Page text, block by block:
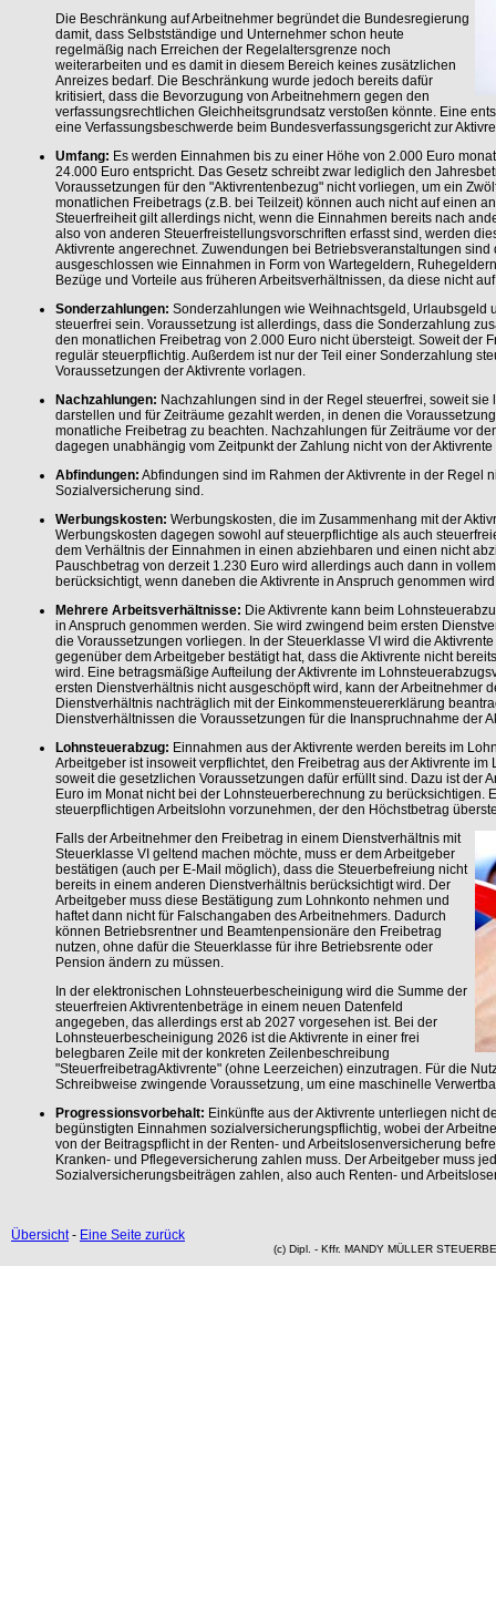
Die Beschränkung auf Arbeitnehmer begründet die Bundesregierung
damit, dass Selbstständige und Unternehmer schon heute
regelmäßig nach Erreichen der Regelaltersgrenze noch
weiterarbeiten und es damit in diesem Bereich keines zusätzlichen
Anreizes bedarf. Die Beschränkung wurde jedoch bereits dafür
kritisiert, dass die Bevorzugung von Arbeitnehmern gegen den
verfassungsrechtlichen Gleichheitsgrundsatz verstoßen könnte. Eine
eine Verfassungsbeschwerde beim Bundesverfassungsgericht zur
Umfang: Es werden Einnahmen bis zu einer Höhe von 2.000 Euro
24.000 Euro entspricht. Das Gesetz schreibt zwar lediglich den
Voraussetzungen für den "Aktivrentenbezug" nicht vorliegen, um ein
monatlichen Freibetrags (z.B. bei Teilzeit) können auch nicht auf einen
Steuerfreiheit gilt allerdings nicht, wenn die Einnahmen bereits nach
also von anderen Steuerfreistellungsvorschriften erfasst sind, werden
Aktivrente angerechnet. Zuwendungen bei Betriebsveranstaltungen
ausgeschlossen wie Einnahmen in Form von Wartegeldern,
Bezüge und Vorteile aus früheren Arbeitsverhältnissen, da diese nicht
Sonderzahlungen: Sonderzahlungen wie Weihnachtsgeld, Urlaubsgeld
steuerfrei sein. Voraussetzung ist allerdings, dass die Sonderzahlung
den monatlichen Freibetrag von 2.000 Euro nicht übersteigt. Soweit der
regulär steuerpflichtig. Außerdem ist nur der Teil einer Sonderzahlung
Voraussetzungen der Aktivrente vorlagen.
Nachzahlungen: Nachzahlungen sind in der Regel steuerfrei, soweit
darstellen und für Zeiträume gezahlt werden, in denen die
monatliche Freibetrag zu beachten. Nachzahlungen für Zeiträume vor
dagegen unabhängig vom Zeitpunkt der Zahlung nicht von der Aktivrente
Abfindungen: Abfindungen sind im Rahmen der Aktivrente in der Regel
Sozialversicherung sind.
Werbungskosten: Werbungskosten, die im Zusammenhang mit der
Werbungskosten dagegen sowohl auf steuerpflichtige als auch
dem Verhältnis der Einnahmen in einen abziehbaren und einen nicht
Pauschbetrag von derzeit 1.230 Euro wird allerdings auch dann in
berücksichtigt, wenn daneben die Aktivrente in Anspruch genommen
Mehrere Arbeitsverhältnisse: Die Aktivrente kann beim
in Anspruch genommen werden. Sie wird zwingend beim ersten
die Voraussetzungen vorliegen. In der Steuerklasse VI wird die
gegenüber dem Arbeitgeber bestätigt hat, dass die Aktivrente nicht
wird. Eine betragsmäßige Aufteilung der Aktivrente im
ersten Dienstverhältnis nicht ausgeschöpft wird, kann der Arbeitnehmer
Dienstverhältnis nachträglich mit der Einkommensteuererklärung
Dienstverhältnissen die Voraussetzungen für die Inanspruchnahme der
Lohnsteuerabzug: Einnahmen aus der Aktivrente werden bereits im
Arbeitgeber ist insoweit verpflichtet, den Freibetrag aus der Aktivrente
soweit die gesetzlichen Voraussetzungen dafür erfüllt sind. Dazu ist der
Euro im Monat nicht bei der Lohnsteuerberechnung zu berücksichtigen.
steuerpflichtigen Arbeitslohn vorzunehmen, der den Höchstbetrag
Falls der Arbeitnehmer den Freibetrag in einem Dienstverhältnis mit
Steuerklasse VI geltend machen möchte, muss er dem Arbeitgeber
bestätigen (auch per E-Mail möglich), dass die Steuerbefreiung nicht
bereits in einem anderen Dienstverhältnis berücksichtigt wird. Der
Arbeitgeber muss diese Bestätigung zum Lohnkonto nehmen und
haftet dann nicht für Falschangaben des Arbeitnehmers. Dadurch
können Betriebsrentner und Beamtenpensionäre den Freibetrag
nutzen, ohne dafür die Steuerklasse für ihre Betriebsrente oder
Pension ändern zu müssen.
In der elektronischen Lohnsteuerbescheinigung wird die Summe der
steuerfreien Aktivrentenbeträge in einem neuen Datenfeld
angegeben, das allerdings erst ab 2027 vorgesehen ist. Bei der
Lohnsteuerbescheinigung 2026 ist die Aktivrente in einer frei
belegbaren Zeile mit der konkreten Zeilenbeschreibung
"SteuerfreibetragAktivrente" (ohne Leerzeichen) einzutragen. Für die
Schreibweise zwingende Voraussetzung, um eine maschinelle
Progressionsvorbehalt: Einkünfte aus der Aktivrente unterliegen nicht
begünstigten Einnahmen sozialversicherungspflichtig, wobei der
von der Beitragspflicht in der Renten- und Arbeitslosenversicherung
Kranken- und Pflegeversicherung zahlen muss. Der Arbeitgeber muss
Sozialversicherungsbeiträgen zahlen, also auch Renten- und
Übersicht- Eine Seite zurück
(c) Dipl. - Kffr. MANDY MÜLLER